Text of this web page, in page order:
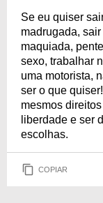
Se eu quiser
madrugada,
maquiada,
sexo, trabalhar
uma motorista,
ser o que
mesmos
liberdade e ser
escolhas.
COPIAR